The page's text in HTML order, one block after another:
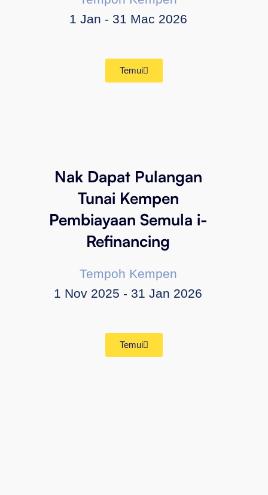
1 Jan - 31 Mac 2026
Temui
Nak Dapat Pulangan
Tunai Kempen
Pembiayaan Semula i-
Refinancing
Tempoh Kempen
1 Nov 2025 - 31 Jan 2026
Temui